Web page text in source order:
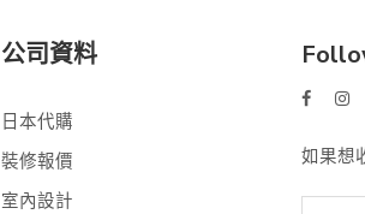
公司資料
日本代購
裝修報價
室內設計
如果想